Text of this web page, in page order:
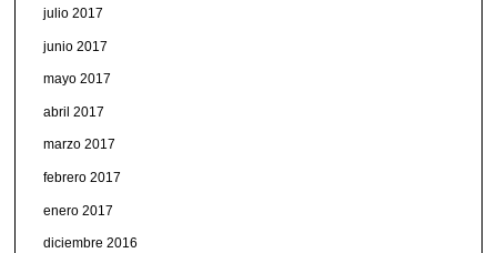
julio 2017
junio 2017
mayo 2017
abril 2017
marzo 2017
febrero 2017
enero 2017
diciembre 2016